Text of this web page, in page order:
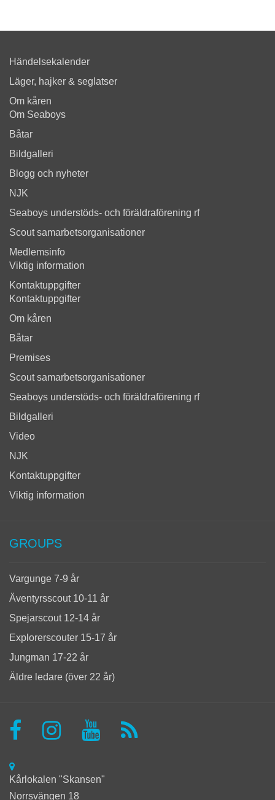
Händelsekalender
Läger, hajker & seglatser
Om kåren
Om Seaboys
Båtar
Bildgalleri
Blogg och nyheter
NJK
Seaboys understöds- och föräldraförening rf
Scout samarbetsorganisationer
Medlemsinfo
Viktig information
Kontaktuppgifter
Kontaktuppgifter
Om kåren
Båtar
Premises
Scout samarbetsorganisationer
Seaboys understöds- och föräldraförening rf
Bildgalleri
Video
NJK
Kontaktuppgifter
Viktig information
GROUPS
Vargunge 7-9 år
Äventyrsscout 10-11 år
Spejarscout 12-14 år
Explorerscouter 15-17 år
Jungman 17-22 år
Äldre ledare (över 22 år)
Kårlokalen "Skansen"
Norrsvängen 18